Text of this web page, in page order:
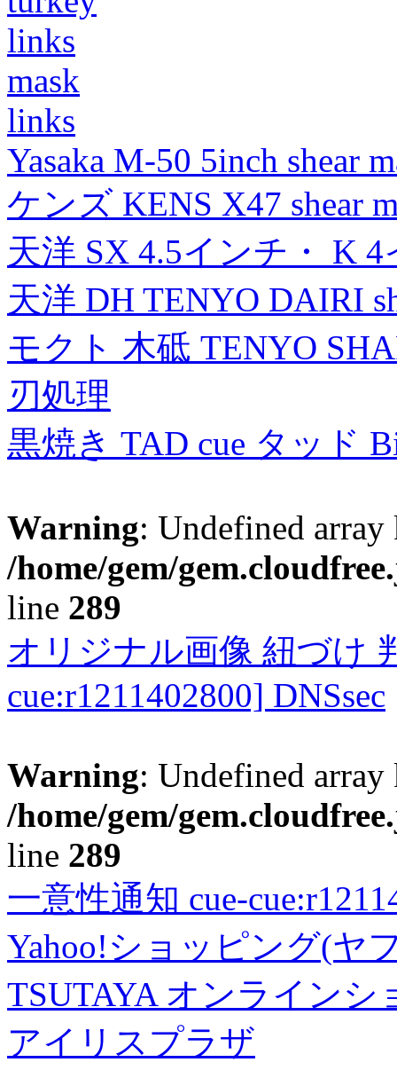
links
mask
links
Yasaka M-50 5inch shear
ケンズ KENS X47 shear
天洋 SX 4.5インチ・ K
天洋 DH TENYO DAIRI
モクト 木砥 TENYO
刃処理
黒焼き TAD cue タッド
Warning: Undefined
/home/gem/
line 289
オリジナル画像 紐づけ
cue:r1211402800] DNSsec
Warning: Undefined
/home/gem/
line 289
一意性通知 cue-
Yahoo!ショッピング(ヤ
TSUTAYA オンラインシ
アイリスプラザ